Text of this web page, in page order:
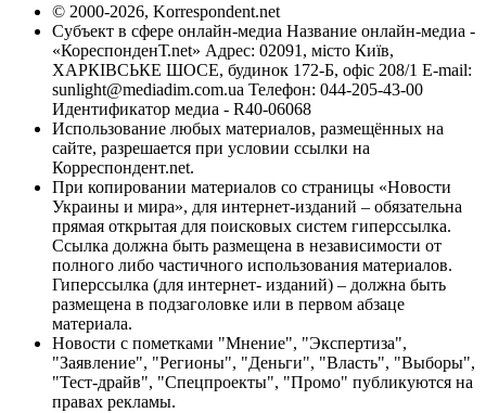
© 2000-2026, Korrespondent.net
Субъект в сфере онлайн-медиа Название онлайн-медиа -
«КореспонденТ.net» Адрес: 02091, місто Київ,
ХАРКІВСЬКЕ ШОСЕ, будинок 172-Б, офіс 208/1 E-mail:
sunlight@mediadim.com.ua Телефон: 044-205-43-00
Идентификатор медиа - R40-06068
Использование любых материалов, размещённых на
сайте, разрешается при условии ссылки на
Корреспондент.net.
При копировании материалов со страницы «Новости
Украины и мира», для интернет-изданий – обязательна
прямая открытая для поисковых систем гиперссылка.
Ссылка должна быть размещена в независимости от
полного либо частичного использования материалов.
Гиперссылка (для интернет- изданий) – должна быть
размещена в подзаголовке или в первом абзаце
материала.
Новости с пометками "Мнение", "Экспертиза",
"Заявление", "Регионы", "Деньги", "Власть", "Выборы",
"Тест-драйв", "Спецпроекты", "Промо" публикуются на
правах рекламы.